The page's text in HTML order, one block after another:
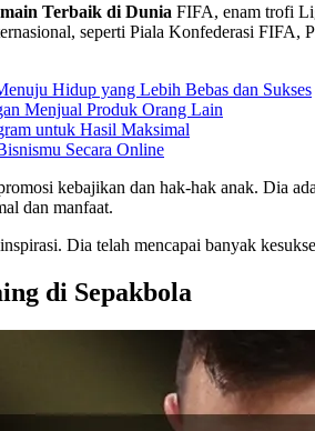
Terbaik di Dunia FIFA, enam trofi
seperti Piala Konfederasi
Hidup yang Lebih Bebas dan Sukses
Menjual Produk Orang Lain
untuk Hasil Maksimal
Secara Online
kebajikan dan hak-hak anak. Dia
dan manfaat.
Dia telah mencapai banyak
di Sepakbola